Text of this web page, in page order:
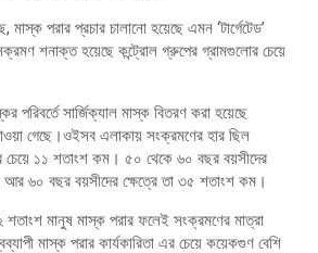
পরার প্রচার চালানো হয়েছে এমন ‘টার্গেটেড’
শনাক্ত হয়েছে কন্ট্রোল গ্রুপের গ্রামগুলোর চেয়ে
পরিবর্তে সার্জিক্যাল মাস্ক বিতরণ করা হয়েছে
গেছে।ওইসব এলাকায় সংক্রমণের হার ছিল
চেয়ে ১১ শতাংশ কম। ৫০ থেকে ৬০ বছর বয়সীদের
৬০ বছর বয়সীদের ক্ষেত্রে তা ৩৫ শতাংশ কম।
শতাংশ মানুষ মাস্ক পরার ফলেই সংক্রমণের মাত্রা
মাস্ক পরার কার্যকারিতা এর চেয়ে কয়েকগুণ বেশি